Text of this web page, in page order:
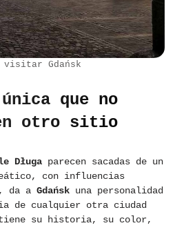
visitar Gdańsk
que no
otro sitio
Długa parecen sacadas de un
con influencias
da a Gdańsk una personalidad
de cualquier otra ciudad
su historia, su color,